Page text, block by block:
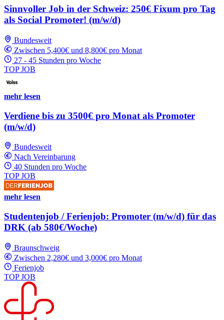
Sinnvoller Job in der Schweiz: 250€ Fixum pro Tag
als Social Promoter! (m/w/d)
Bundesweit
Zwischen 5,400€ und 8,800€ pro Monat
27 - 45 Stunden pro Woche
TOP JOB
mehr lesen
Verdiene bis zu 3500€ pro Monat als Promoter
(m/w/d)
Bundesweit
Nach Vereinbarung
40 Stunden pro Woche
TOP JOB
mehr lesen
Studentenjob / Ferienjob: Promoter (m/w/d) für das
DRK (ab 580€/Woche)
Braunschweig
Zwischen 2,280€ und 3,000€ pro Monat
Ferienjob
TOP JOB